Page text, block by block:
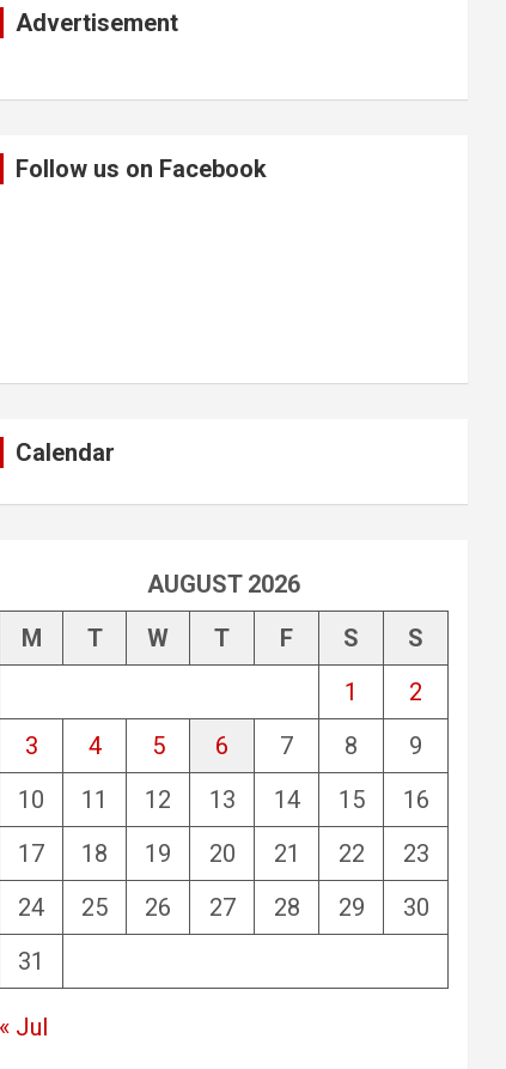
Advertisement
Follow us on Facebook
Calendar
AUGUST 2026
M
T W T F S
S
1
2
3
4 5 6 7 8
9
10
11 12 13 14 15
16
17
18 19 20 21 22
23
24
25 26 27 28 29
30
31
« Jul